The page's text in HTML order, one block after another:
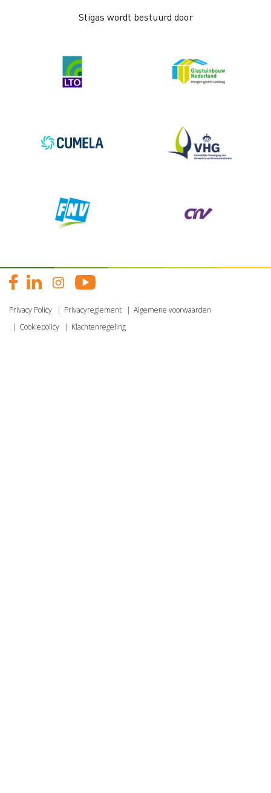
Stigas wordt bestuurd door
Privacy Policy Privacyreglement
Algemene voorwaarden
Cookiepolicy
Klachtenregeling